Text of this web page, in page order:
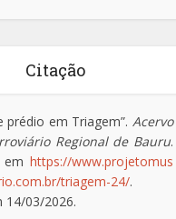
Citação
prédio em Triagem”. Acervo
Regional de Bauru.
em https://www.projetomus
triagem-24/.
14/03/2026.